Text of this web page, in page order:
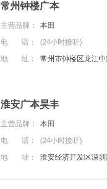
常州钟楼广本
主营品牌：
本田
电 话：
(24小时接听)
地 址：
常州市钟楼区龙江
淮安广本昊丰
主营品牌：
本田
电 话：
(24小时接听)
地 址：
淮安经济开发区深